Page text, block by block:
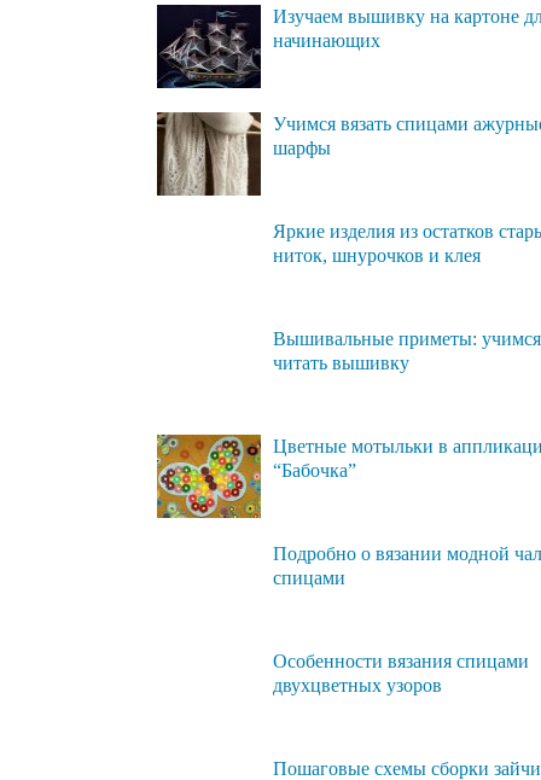
Изучаем вышивку на картоне
начинающих
Учимся вязать спицами
шарфы
Яркие изделия из остатков
ниток, шнурочков и клея
Вышивальные приметы: учимся
читать вышивку
Цветные мотыльки в
“Бабочка”
Подробно о вязании модной
спицами
Особенности вязания спицами
двухцветных узоров
Пошаговые схемы сборки